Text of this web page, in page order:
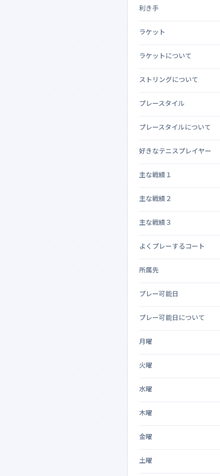
利き手
ラケット
ラケットについて
ストリングについて
プレースタイル
プレースタイルについて
好きなテニスプレイヤー
主な戦績１
主な戦績２
主な戦績３
よくプレーするコート
所属先
プレー可能日
プレー可能日について
月曜
火曜
水曜
木曜
金曜
土曜